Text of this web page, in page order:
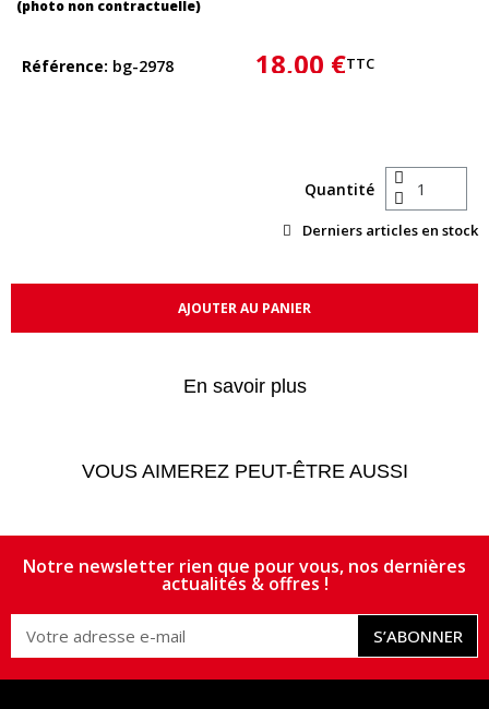
(photo non contractuelle)
Référence bg-2978 18,00 €TTC
Quantité
Derniers articles en stock
AJOUTER AU PANIER
En savoir plus
VOUS AIMEREZ PEUT-ÊTRE AUSSI
Notre newsletter rien que pour vous, nos dernières
actualités & offres !
S’ABONNER